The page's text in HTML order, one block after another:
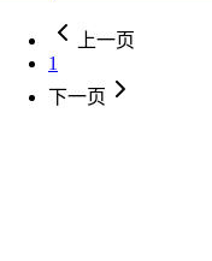
上一页
1
下一页